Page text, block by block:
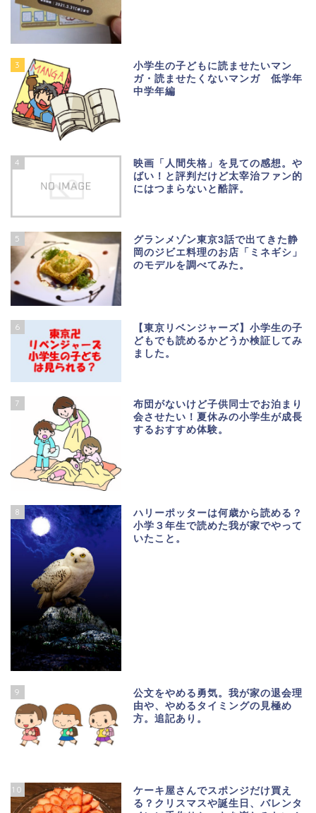
3
小学生の子どもに読ませたいマン
ガ・読ませたくないマンガ 低学年
中学年編
4
映画「人間失格」を見ての感想。や
ばい！と評判だけど太宰治ファン的
にはつまらないと酷評。
5
グランメゾン東京3話で出てきた静
岡のジビエ料理のお店「ミネギシ」
のモデルを調べてみた。
6
【東京リベンジャーズ】小学生の子
どもでも読めるかどうか検証してみ
ました。
7
布団がないけど子供同士でお泊まり
会させたい！夏休みの小学生が成長
するおすすめ体験。
8
ハリーポッターは何歳から読める？
小学３年生で読めた我が家でやって
いたこと。
9
公文をやめる勇気。我が家の退会理
由や、やめるタイミングの見極め
方。追記あり。
10
ケーキ屋さんでスポンジだけ買え
る？クリスマスや誕生日、バレンタ